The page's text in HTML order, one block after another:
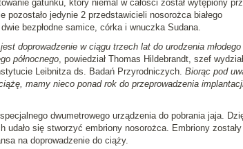
gatunku, który niemal w całości został wytępiony
pozostało jedynie 2 przedstawicieli nosorożca białego
dwie bezpłodne samice, córka i wnuczka Sudana.
doprowadzenie w ciągu trzech lat do urodzenia młodego
północnego, powiedział Thomas Hildebrandt, szef
Leibnitza ds. Badań Przyrodniczych. Biorąc pod
mamy nieco ponad rok do przeprowadzenia
dwumetrowego urządzenia do pobrania jaja.
się stworzyć embriony nosorożca. Embriony zostały
na doprowadzenie do ciąży.